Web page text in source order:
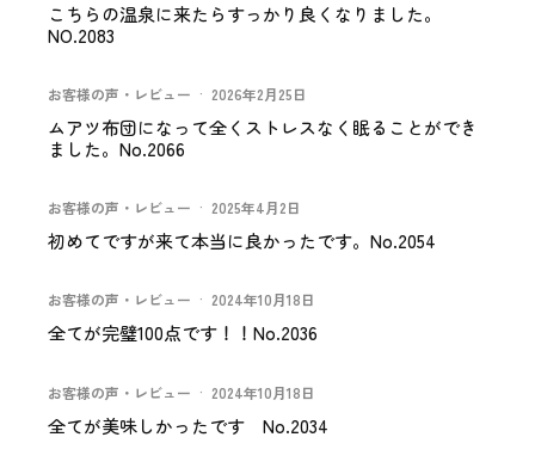
こちらの温泉に来たらすっかり良くなりました。
NO.2083
お客様の声・レビュー · 2026年2月25日
ムアツ布団になって全くストレスなく眠ることができ
ました。No.2066
お客様の声・レビュー · 2025年4月2日
初めてですが来て本当に良かったです。No.2054
お客様の声・レビュー · 2024年10月18日
全てが完璧100点です！！No.2036
お客様の声・レビュー · 2024年10月18日
全てが美味しかったです No.2034